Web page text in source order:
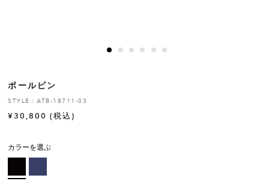
お修理について
ボールピン
STYLE：ATB-18711-03
¥30,800 (税込)
カラーを選ぶ